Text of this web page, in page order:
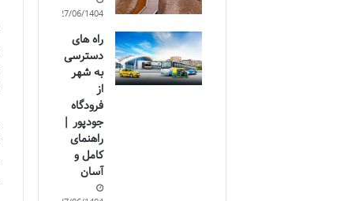
27/06/1404
راه های
دسترسی
به شهر
از
فرودگاه
جودپور |
راهنمای
کامل و
آسان